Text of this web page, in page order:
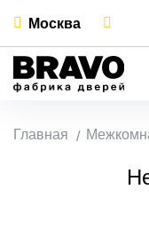
Москва
Главная